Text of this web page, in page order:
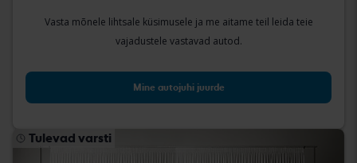
Vasta mõnele lihtsale küsimusele ja me aitame teil leida teie
vajadustele vastavad autod.
Mine autojuhi juurde
Tulevad varsti